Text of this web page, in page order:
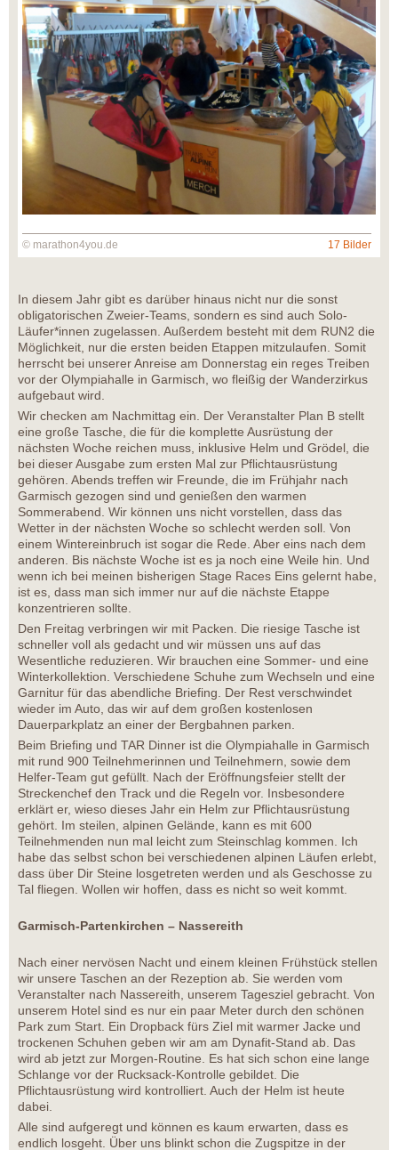
© marathon4you.de 17 Bilder
In diesem Jahr gibt es darüber hinaus nicht nur die sonst
obligatorischen Zweier-Teams, sondern es sind auch Solo-
Läufer*innen zugelassen. Außerdem besteht mit dem RUN2 die
Möglichkeit, nur die ersten beiden Etappen mitzulaufen. Somit
herrscht bei unserer Anreise am Donnerstag ein reges Treiben
vor der Olympiahalle in Garmisch, wo fleißig der Wanderzirkus
aufgebaut wird.
Wir checken am Nachmittag ein. Der Veranstalter Plan B stellt
eine große Tasche, die für die komplette Ausrüstung der
nächsten Woche reichen muss, inklusive Helm und Grödel, die
bei dieser Ausgabe zum ersten Mal zur Pflichtausrüstung
gehören. Abends treffen wir Freunde, die im Frühjahr nach
Garmisch gezogen sind und genießen den warmen
Sommerabend. Wir können uns nicht vorstellen, dass das
Wetter in der nächsten Woche so schlecht werden soll. Von
einem Wintereinbruch ist sogar die Rede. Aber eins nach dem
anderen. Bis nächste Woche ist es ja noch eine Weile hin. Und
wenn ich bei meinen bisherigen Stage Races Eins gelernt habe,
ist es, dass man sich immer nur auf die nächste Etappe
konzentrieren sollte.
Den Freitag verbringen wir mit Packen. Die riesige Tasche ist
schneller voll als gedacht und wir müssen uns auf das
Wesentliche reduzieren. Wir brauchen eine Sommer- und eine
Winterkollektion. Verschiedene Schuhe zum Wechseln und eine
Garnitur für das abendliche Briefing. Der Rest verschwindet
wieder im Auto, das wir auf dem großen kostenlosen
Dauerparkplatz an einer der Bergbahnen parken.
Beim Briefing und TAR Dinner ist die Olympiahalle in Garmisch
mit rund 900 Teilnehmerinnen und Teilnehmern, sowie dem
Helfer-Team gut gefüllt. Nach der Eröffnungsfeier stellt der
Streckenchef den Track und die Regeln vor. Insbesondere
erklärt er, wieso dieses Jahr ein Helm zur Pflichtausrüstung
gehört. Im steilen, alpinen Gelände, kann es mit 600
Teilnehmenden nun mal leicht zum Steinschlag kommen. Ich
habe das selbst schon bei verschiedenen alpinen Läufen erlebt,
dass über Dir Steine losgetreten werden und als Geschosse zu
Tal fliegen. Wollen wir hoffen, dass es nicht so weit kommt.
Garmisch-Partenkirchen – Nassereith
Nach einer nervösen Nacht und einem kleinen Frühstück stellen
wir unsere Taschen an der Rezeption ab. Sie werden vom
Veranstalter nach Nassereith, unserem Tagesziel gebracht. Von
unserem Hotel sind es nur ein paar Meter durch den schönen
Park zum Start. Ein Dropback fürs Ziel mit warmer Jacke und
trockenen Schuhen geben wir am am Dynafit-Stand ab. Das
wird ab jetzt zur Morgen-Routine. Es hat sich schon eine lange
Schlange vor der Rucksack-Kontrolle gebildet. Die
Pflichtausrüstung wird kontrolliert. Auch der Helm ist heute
dabei.
Alle sind aufgeregt und können es kaum erwarten, dass es
endlich losgeht. Über uns blinkt schon die Zugspitze in der